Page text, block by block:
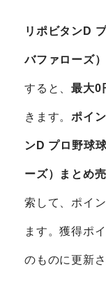
リポビタンD
バファローズ
すると、最大0
きます。ポイ
ンD プロ野球
ーズ）まとめ
索して、ポイ
ます。獲得ポ
のものに更新